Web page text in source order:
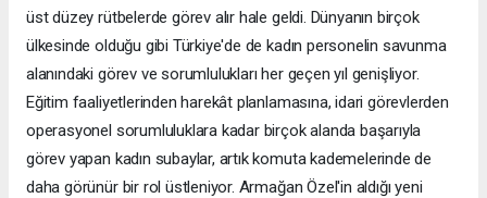
üst düzey rütbelerde görev alır hale geldi. Dünyanın birçok
ülkesinde olduğu gibi Türkiye'de de kadın personelin savunma
alanındaki görev ve sorumlulukları her geçen yıl genişliyor.
Eğitim faaliyetlerinden harekât planlamasına, idari görevlerden
operasyonel sorumluluklara kadar birçok alanda başarıyla
görev yapan kadın subaylar, artık komuta kademelerinde de
daha görünür bir rol üstleniyor. Armağan Özel'in aldığı yeni